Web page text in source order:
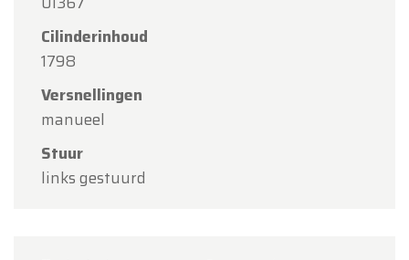
Cilinderinhoud
1798
Versnellingen
manueel
Stuur
links gestuurd
Team Oldtimerfarm